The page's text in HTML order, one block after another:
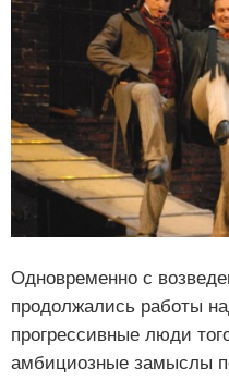
Одновременно с
продолжались работы
прогрессивные люди
амбициозные замыслы